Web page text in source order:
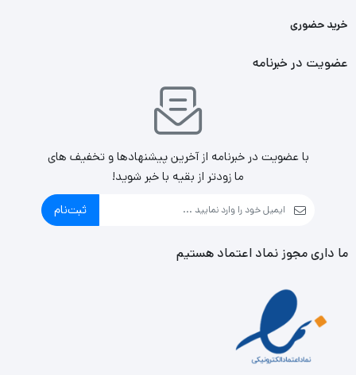
خرید حضوری
عضویت در خبرنامه
با عضویت در خبرنامه از آخرین پیشنهادها و تخفیف های
ما زودتر از بقیه با خبر شوید!
ثبت‌نام
ما داری مجوز نماد اعتماد هستیم